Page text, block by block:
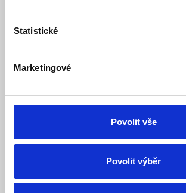
Statistické
Marketingové
Povolit vše
Povolit výběr
LEXI-Net Pigtail SC MM 62,5/125 2m